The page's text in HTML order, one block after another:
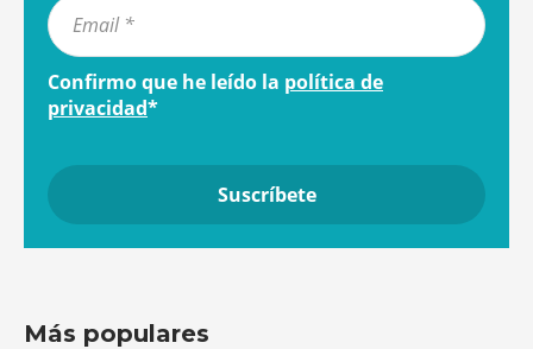
Confirmo que he leído la política de
privacidad*
Más populares